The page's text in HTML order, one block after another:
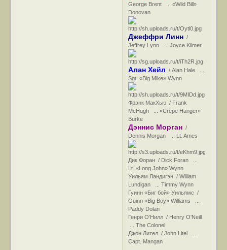
George Brent ... «Wild Bill»
Donovan
Джеффри Линн /
Jeffrey Lynn ... Joyce Kilmer
Алан Хейл / Alan Hale ...
Sgt. «Big Mike» Wynn
Фрэнк МакХью / Frank
McHugh ... «Crepe Hanger»
Burke
Дэннис Морган /
Dennis Morgan ... Lt. Ames
Дик Форан / Dick Foran ...
Lt. «Long John» Wynn
Уильям Ландигэн / William
Lundigan ... Timmy Wynn
Гуинн «Биг бой» Уильямс /
Guinn «Big Boy» Williams ...
Paddy Dolan
Генри О’Нилл / Henry O'Neill
... The Colonel
Джон Лител / John Litel ...
Capt. Mangan